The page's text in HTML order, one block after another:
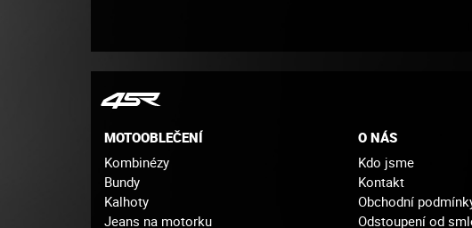
MOTOOBLEČENÍ
Kombinézy
Bundy
Kalhoty
Jeans na motorku
O NÁS
Kdo jsme
Kontakt
Obchodní
Odstoupení od